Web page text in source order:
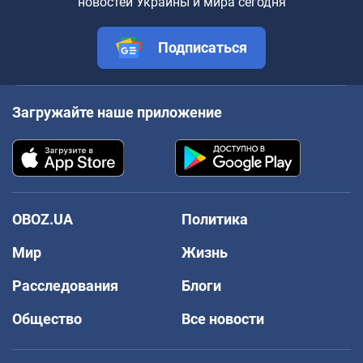
Подписаться
Загружайте наше приложение
OBOZ.UA
Политика
Мир
Жизнь
Расследования
Блоги
Общество
Все новости